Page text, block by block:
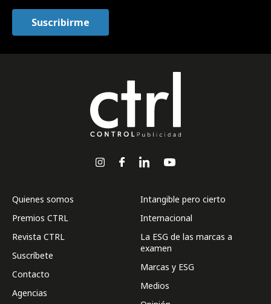
Quienes somos
Premios CTRL
Revista CTRL
Suscríbete
Contacto
Agencias
Intangible pero cierto
Internacional
La ESG de las marcas a
examen
Marcas y ESG
Medios